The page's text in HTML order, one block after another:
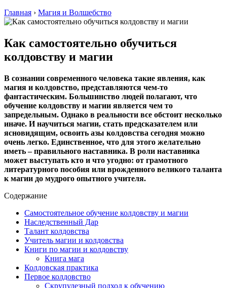
Главная › Магия и Волшебство
Как самостоятельно обучиться
колдовству и магии
В сознании современного человека такие явления, как
магия и колдовство, представляются чем-то
фантастическим. Большинство людей полагают, что
обучение колдовству и магии является чем то
запредельным. Однако в реальности все обстоит несколько
иначе. И научиться магии, стать предсказателем или
ясновидящим, освоить азы колдовства сегодня можно
очень легко. Единственное, что для этого желательно
иметь – правильного наставника. В роли наставника
может выступать кто и что угодно: от грамотного
литературного пособия или врожденного великого таланта
к магии до мудрого опытного учителя.
Содержание
Самостоятельное обучение колдовству и магии
Наследственный Дар
Талант колдовства
Учитель магии и колдовства
Книги по магии и колдовству
Книга мага
Колдовская практика
Первое колдовство
Скрупулезный подход к обучению